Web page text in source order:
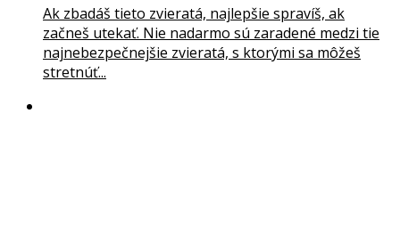
Ak zbadáš tieto zvieratá, najlepšie spravíš, ak
začneš utekať. Nie nadarmo sú zaradené medzi tie
najnebezpečnejšie zvieratá, s ktorými sa môžeš
stretnúť...